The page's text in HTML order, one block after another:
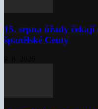
15. srpna úřady
španělské Ceuty